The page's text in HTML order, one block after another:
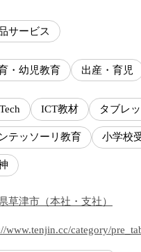
サービス
・幼児教育 出産・育児
ICT教材 タブレ
テッソーリ教育 小学校
草津市 （本社・支社）
www.tenjin.cc/category/